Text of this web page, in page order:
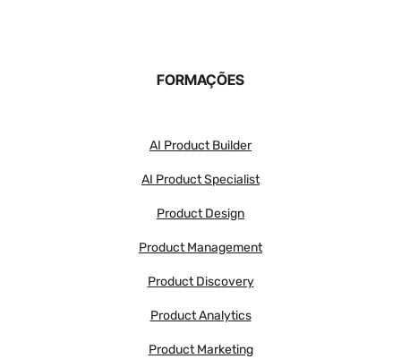
FORMAÇÕES
AI Product Builder
AI Product Specialist
Product Design
Product Management
Product Discovery
Product Analytics
Product Marketing